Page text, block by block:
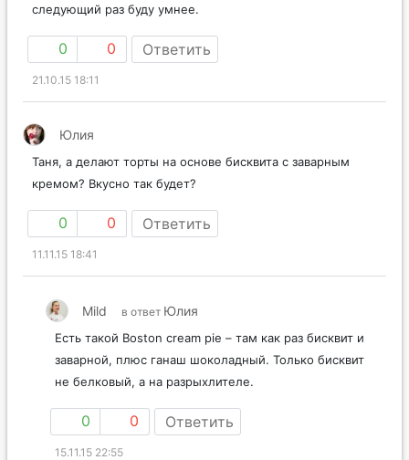
следующий раз буду умнее.
0 0 Ответить
21.10.15 18:11
Юлия
Таня, а делают торты на основе бисквита с заварным
кремом? Вкусно так будет?
0 0 Ответить
11.11.15 18:41
Mild в ответ Юлия
Есть такой Boston cream pie – там как раз бисквит и
заварной, плюс ганаш шоколадный. Только бисквит
не белковый, а на разрыхлителе.
0 0 Ответить
15.11.15 22:55